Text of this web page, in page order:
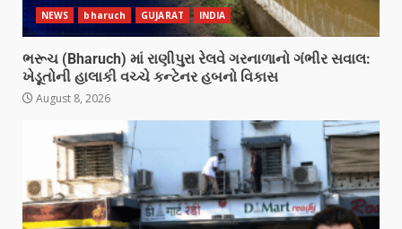
NEWS bharuch GUJARAT INDIA
ભરૂચ (Bharuch) માં રાણીપુરા રેલવે ગરનાળાનો ગંભીર સવાલ:
ખેડૂતોની હાલાકી વચ્ચે કન્ટેનર હબનો વિકાસ
August 8, 2026